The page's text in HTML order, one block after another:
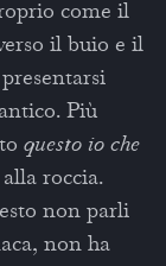
come il
il buio e il
Più
questo io che
roccia.
non parli
non ha